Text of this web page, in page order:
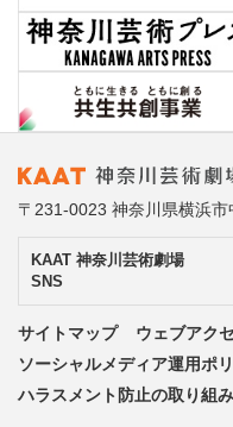
〒231-0023 神奈川県横浜市
KAAT 神奈川芸術劇場
SNS
サイトマップ ウェブアク
ソーシャルメディア運用ポ
ハラスメント防止の取り組み